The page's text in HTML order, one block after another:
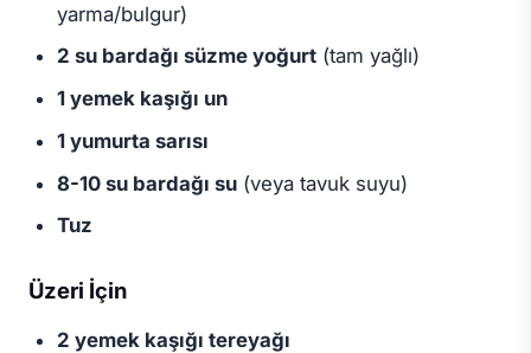
yarma/bulgur)
2 su bardağı süzme yoğurt(tam yağlı)
1 yemek kaşığı un
1 yumurta sarısı
8-10 su bardağı su(veya tavuk suyu)
Tuz
Üzeri İçin
2 yemek kaşığı tereyağı